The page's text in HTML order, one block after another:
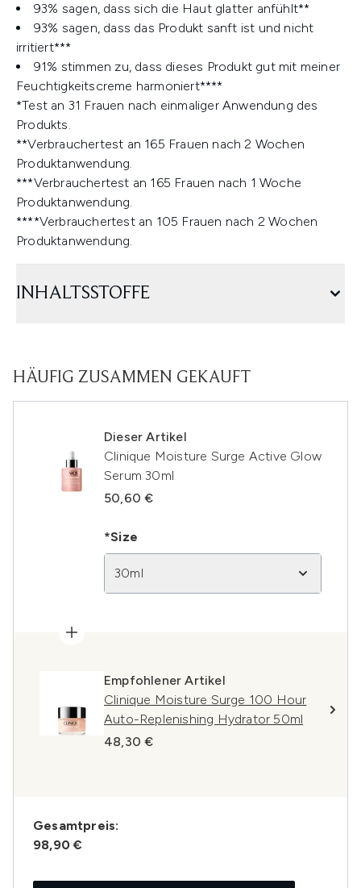
93% sagen, dass sich die Haut glatter anfühlt**
93% sagen, dass das Produkt sanft ist und nicht
irritiert***
91% stimmen zu, dass dieses Produkt gut mit meiner
Feuchtigkeitscreme harmoniert****
*Test an 31 Frauen nach einmaliger Anwendung des
Produkts.
**Verbrauchertest an 165 Frauen nach 2 Wochen
Produktanwendung.
***Verbrauchertest an 165 Frauen nach 1 Woche
Produktanwendung.
****Verbrauchertest an 105 Frauen nach 2 Wochen
Produktanwendung.
INHALTSSTOFFE
HÄUFIG ZUSAMMEN GEKAUFT
Dieser Artikel
Clinique Moisture Surge Active Glow
Serum 30ml
50,60 €
*Size
30ml
Empfohlener Artikel
Clinique Moisture Surge 100 Hour
Auto-Replenishing Hydrator 50ml
48,30 €
Gesamtpreis:
98,90 €